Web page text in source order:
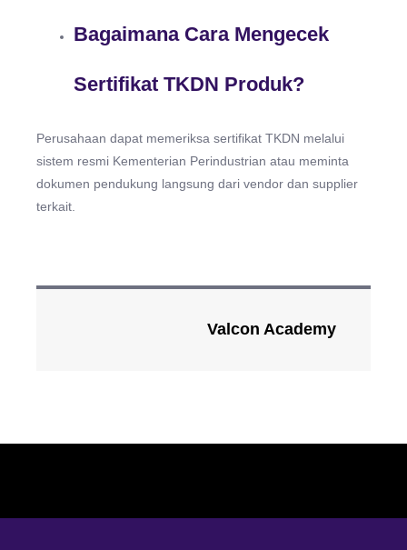
Bagaimana Cara Mengecek
Sertifikat TKDN Produk?
Perusahaan dapat memeriksa sertifikat TKDN melalui
sistem resmi Kementerian Perindustrian atau meminta
dokumen pendukung langsung dari vendor dan supplier
terkait.
Valcon Academy